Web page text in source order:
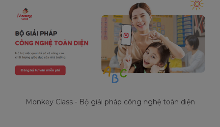
Monkey Class - Bộ giải pháp công nghệ toàn diện